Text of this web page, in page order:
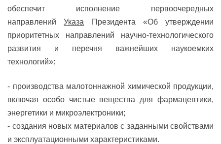
обеспечит исполнение первоочередных
направленийУказа Президента «Об утверждении
приоритетных направлений научно-технологического
развития и перечня важнейших наукоемких
технологий»:
- производства малотоннажной химической продукции,
включая особо чистые вещества для фармацевтики,
энергетики и микроэлектроники;
- создания новых материалов с заданными свойствами
и эксплуатационными характеристиками.